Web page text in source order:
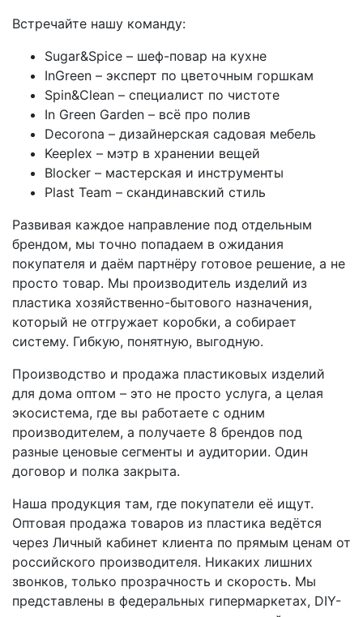
Встречайте нашу команду:
Sugar&Spice – шеф-повар на кухне
InGreen – эксперт по цветочным горшкам
Spin&Clean – специалист по чистоте
In Green Garden – всё про полив
Decorona – дизайнерская садовая мебель
Keeplex – мэтр в хранении вещей
Blocker – мастерская и инструменты
Plast Team – скандинавский стиль
Развивая каждое направление под отдельным
брендом, мы точно попадаем в ожидания
покупателя и даём партнёру готовое решение, а не
просто товар. Мы производитель изделий из
пластика хозяйственно-бытового назначения,
который не отгружает коробки, а собирает
систему. Гибкую, понятную, выгодную.
Производство и продажа пластиковых изделий
для дома оптом – это не просто услуга, а целая
экосистема, где вы работаете с одним
производителем, а получаете 8 брендов под
разные ценовые сегменты и аудитории. Один
договор и полка закрыта.
Наша продукция там, где покупатели её ищут.
Оптовая продажа товаров из пластика ведётся
через Личный кабинет клиента по прямым ценам от
российского производителя. Никаких лишних
звонков, только прозрачность и скорость. Мы
представлены в федеральных гипермаркетах, DIY-